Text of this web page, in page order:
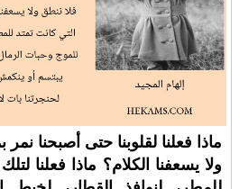
ماذا فعلنا لقلوبنا حتى أصبحنا
ولا يسعفنا الكلام؟ ماذا فعلنا